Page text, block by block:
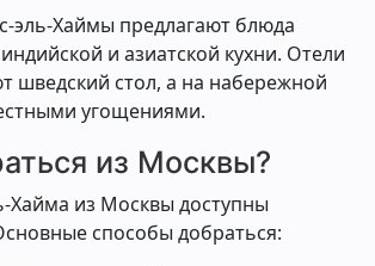
эль-Хаймы предлагают блюда
и азиатской кухни. Отели
шведский стол, а на набережной
угощениями.
из Москвы?
Хайма из Москвы доступны
способы добраться: